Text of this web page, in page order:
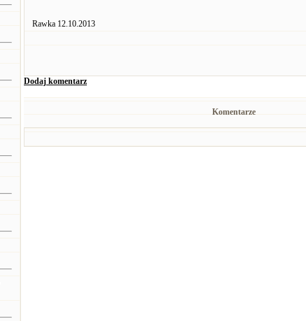
Rawka 12.10.2013
Dodaj komentarz
Komentarze